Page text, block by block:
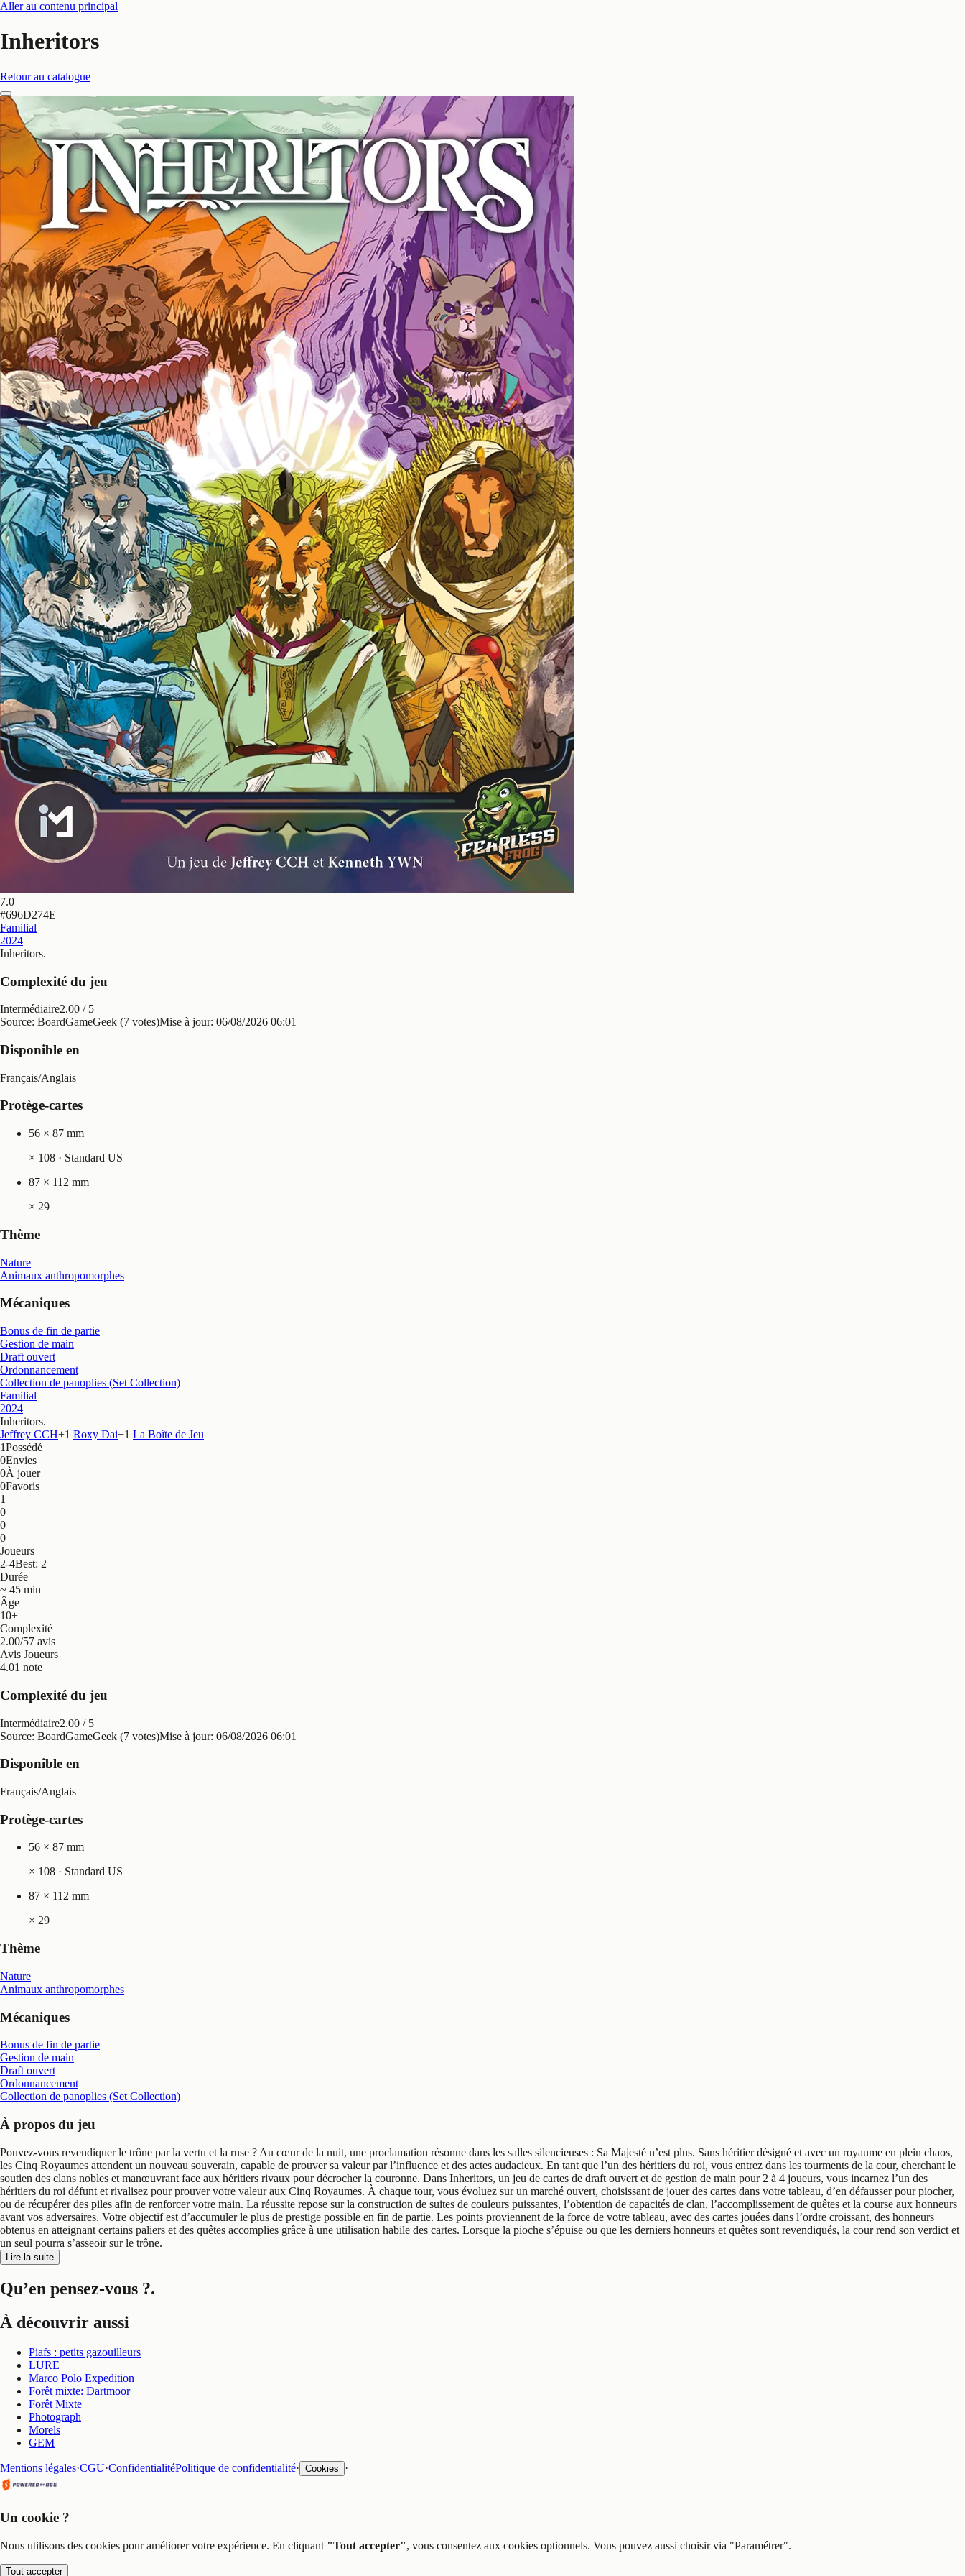
Aller au contenu principal
Inheritors
Retour au catalogue
7.0
#696D274E
Familial
2024
Inheritors.
Complexité du jeu
Intermédiaire2.00 / 5
Source: BoardGameGeek (7 votes)Mise à jour: 06/08/2026 06:01
Disponible en
Français/Anglais
Protège-cartes
56 × 87 mm
× 108 · Standard US
87 × 112 mm
× 29
Thème
Nature
Animaux anthropomorphes
Mécaniques
Bonus de fin de partie
Gestion de main
Draft ouvert
Ordonnancement
Collection de panoplies (Set Collection)
Familial
2024
Inheritors.
Jeffrey CCH+1 Roxy Dai+1 La Boîte de Jeu
1Possédé
0Envies
0À jouer
0Favoris
1
0
0
0
Joueurs
2-4Best: 2
Durée
~ 45 min
Âge
10+
Complexité
2.00/57 avis
Avis Joueurs
4.01 note
Complexité du jeu
Intermédiaire2.00 / 5
Source: BoardGameGeek (7 votes)Mise à jour: 06/08/2026 06:01
Disponible en
Français/Anglais
Protège-cartes
56 × 87 mm
× 108 · Standard US
87 × 112 mm
× 29
Thème
Nature
Animaux anthropomorphes
Mécaniques
Bonus de fin de partie
Gestion de main
Draft ouvert
Ordonnancement
Collection de panoplies (Set Collection)
À propos du jeu
Pouvez-vous revendiquer le trône par la vertu et la ruse ? Au cœur de la nuit, une proclamation résonne dans les salles silencieuses : Sa Majesté n’est plus. Sans héritier désigné et avec un royaume en plein chaos,
les Cinq Royaumes attendent un nouveau souverain, capable de prouver sa valeur par l’influence et des actes audacieux. En tant que l’un des héritiers du roi, vous entrez dans les tourments de la cour, cherchant le
soutien des clans nobles et manœuvrant face aux héritiers rivaux pour décrocher la couronne. Dans Inheritors, un jeu de cartes de draft ouvert et de gestion de main pour 2 à 4 joueurs, vous incarnez l’un des
héritiers du roi défunt et rivalisez pour prouver votre valeur aux Cinq Royaumes. À chaque tour, vous évoluez sur un marché ouvert, choisissant de jouer des cartes dans votre tableau, d’en défausser pour piocher,
ou de récupérer des piles afin de renforcer votre main. La réussite repose sur la construction de suites de couleurs puissantes, l’obtention de capacités de clan, l’accomplissement de quêtes et la course aux honneurs
avant vos adversaires. Votre objectif est d’accumuler le plus de prestige possible en fin de partie. Les points proviennent de la force de votre tableau, avec des cartes jouées dans l’ordre croissant, des honneurs
obtenus en atteignant certains paliers et des quêtes accomplies grâce à une utilisation habile des cartes. Lorsque la pioche s’épuise ou que les derniers honneurs et quêtes sont revendiqués, la cour rend son verdict et
un seul pourra s’asseoir sur le trône.
Lire la suite
Qu’en pensez-vous ?.
À découvrir aussi
Piafs : petits gazouilleurs
LURE
Marco Polo Expedition
Forêt mixte: Dartmoor
Forêt Mixte
Photograph
Morels
GEM
Mentions légales·CGU·ConfidentialitéPolitique de confidentialité· Cookies ·
Un cookie ?
Nous utilisons des cookies pour améliorer votre expérience. En cliquant "Tout accepter", vous consentez aux cookies optionnels. Vous pouvez aussi choisir via "Paramétrer".
Tout accepter